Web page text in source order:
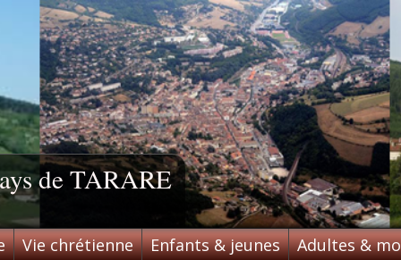
de TARARE
Vie chrétienne Enfants & jeunes Adultes &